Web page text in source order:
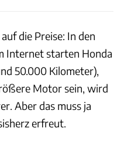
die Preise: In den
Internet starten Honda
50.000 Kilometer),
Motor sein, wird
Aber das muss ja
erfreut.